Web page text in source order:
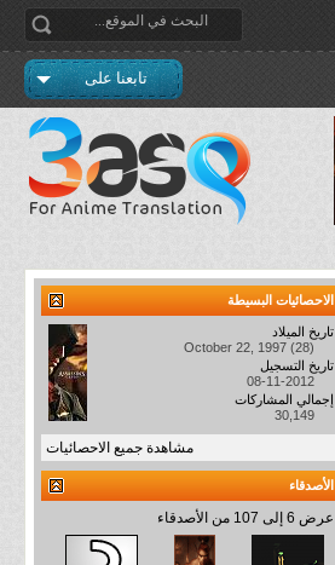
تابعنا على
الاحصائيات البسيطة
تاريخ الميلاد
October 22, 1997 (28)
تاريخ التسجيل
08-11-2012
إجمالي المشاركات
30,149
مشاهدة جميع الاحصائيات
الأصدقاء
عرض 6 إلى 107 من الأصدقاء